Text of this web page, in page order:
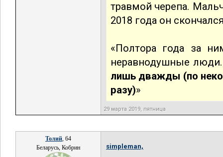
травмой черепа.
2018 года он
«Полтора года за
неравнодушные
лишь дважды (по
разу)»
29 марта 2019, пятница
Толий, 64
Беларусь, Кобрин
simpleman,